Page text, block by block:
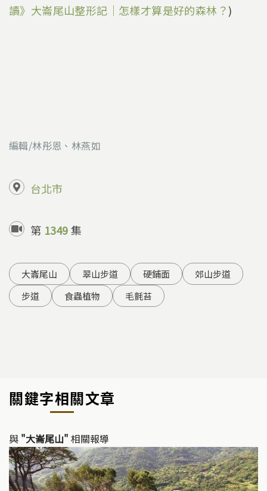
讀》大崙尾山整形記｜怎樣才算是好的森林？)
編輯/林彤恩、林燕如
台北市
第 1349集
大崙尾山 翠山步道 硬鋪面
郊山步道
步道
食蟲植物 毛氈苔
關鍵字相關文章
與 "大崙尾山" 相關報導